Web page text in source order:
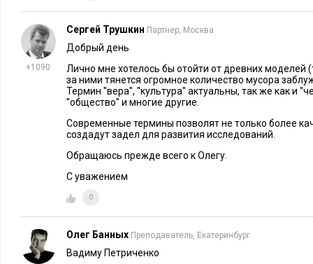
которые наиболее ясно раскрывают типично восточную
некоторые из них: «Работая, служить обществу. Работая,
оригинальными, позитивными, инициативными.
радостно».
Не очень ясно, что в этих ценностях типично
То, что в них нет призыва менять мир и строить великие
исключительно о самих членах корпорации, которые
собственной жизни. Заметь разницу: «Работая, служить
обществу, работая». То есть мы служим обществу и
корпораций, система пожизненного найма, глубочайшая
Но желание самореализации - это один из важнейших
+1090
Сергей Трушкин Партнер, Москва
Добрый день
Лично мне хотелось бы отойти от древних моделей
за ними тянется огромное количество мусора
Термин ''вера'', ''культура'' актуальны, так же как и
''общество'' и многие другие.
Современные термины позволят не только более
создадут задел для развития исследований.
Обращаюсь прежде всего к Олегу.
С уважением
0
Олег Банных Преподаватель, Екатеринбург
Вадиму Петриченко